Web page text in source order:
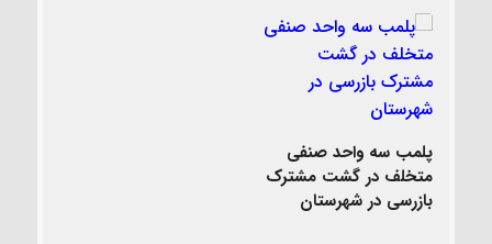
پلمب سه واحد صنفی
متخلف در گشت مشترک
بازرسی در شهرستان